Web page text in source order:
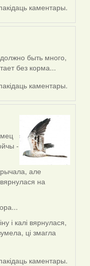
каментары.
быть много,
без корма...
каментары.
-
але
на
і калі вярнулася,
ці змагла
каментары.